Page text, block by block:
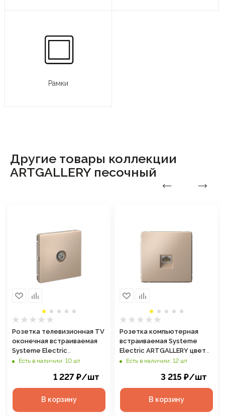
Рамки
Другие товары коллекции
ARTGALLERY песочный
Розетка телевизионная TV
оконечная встраиваемая
Systeme Electric
ARTGALLERY цвет
Есть в наличии: 10 шт
1 227 ₽/шт
В корзину
Розетка компьютерная
встраиваемая Systeme
Electric ARTGALLERY цвет
песочный, арт. GAL001286
Есть в наличии: 12 шт
3 215 ₽/шт
В корзину